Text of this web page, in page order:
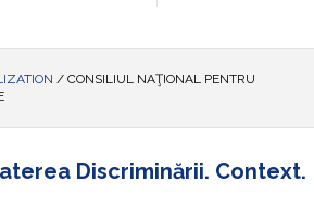
/ CONSILIUL NAŢIONAL PENTRU
Discriminării. Context.